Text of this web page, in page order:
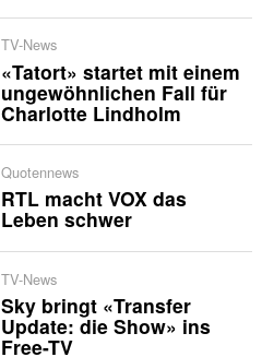
TV-News
«Tatort» startet mit einem
ungewöhnlichen Fall für
Charlotte Lindholm
Quotennews
RTL macht VOX das
Leben schwer
TV-News
Sky bringt «Transfer
Update: die Show» ins
Free-TV